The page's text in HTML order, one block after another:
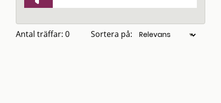
Antal träffar: 0 Sortera på: